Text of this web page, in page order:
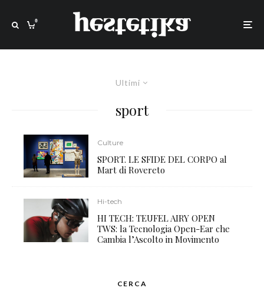
0
Ultimi
sport
Culture
SPORT. LE SFIDE DEL CORPO al
Mart di Rovereto
Hi-tech
HI TECH: TEUFEL AIRY OPEN
TWS: la Tecnologia Open-Ear che
Cambia l’Ascolto in Movimento
CERCA